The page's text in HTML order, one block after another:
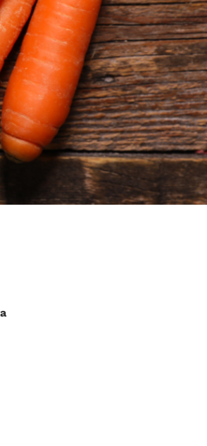
inte (så kallad